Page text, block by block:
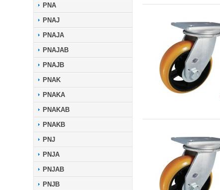
PNA
PNAJ
PNAJA
PNAJAB
PNAJB
PNAK
PNAKA
PNAKAB
PNAKB
PNJ
PNJA
PNJAB
PNJB